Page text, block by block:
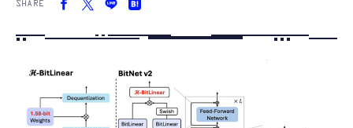
FOLLOW US
SHARE